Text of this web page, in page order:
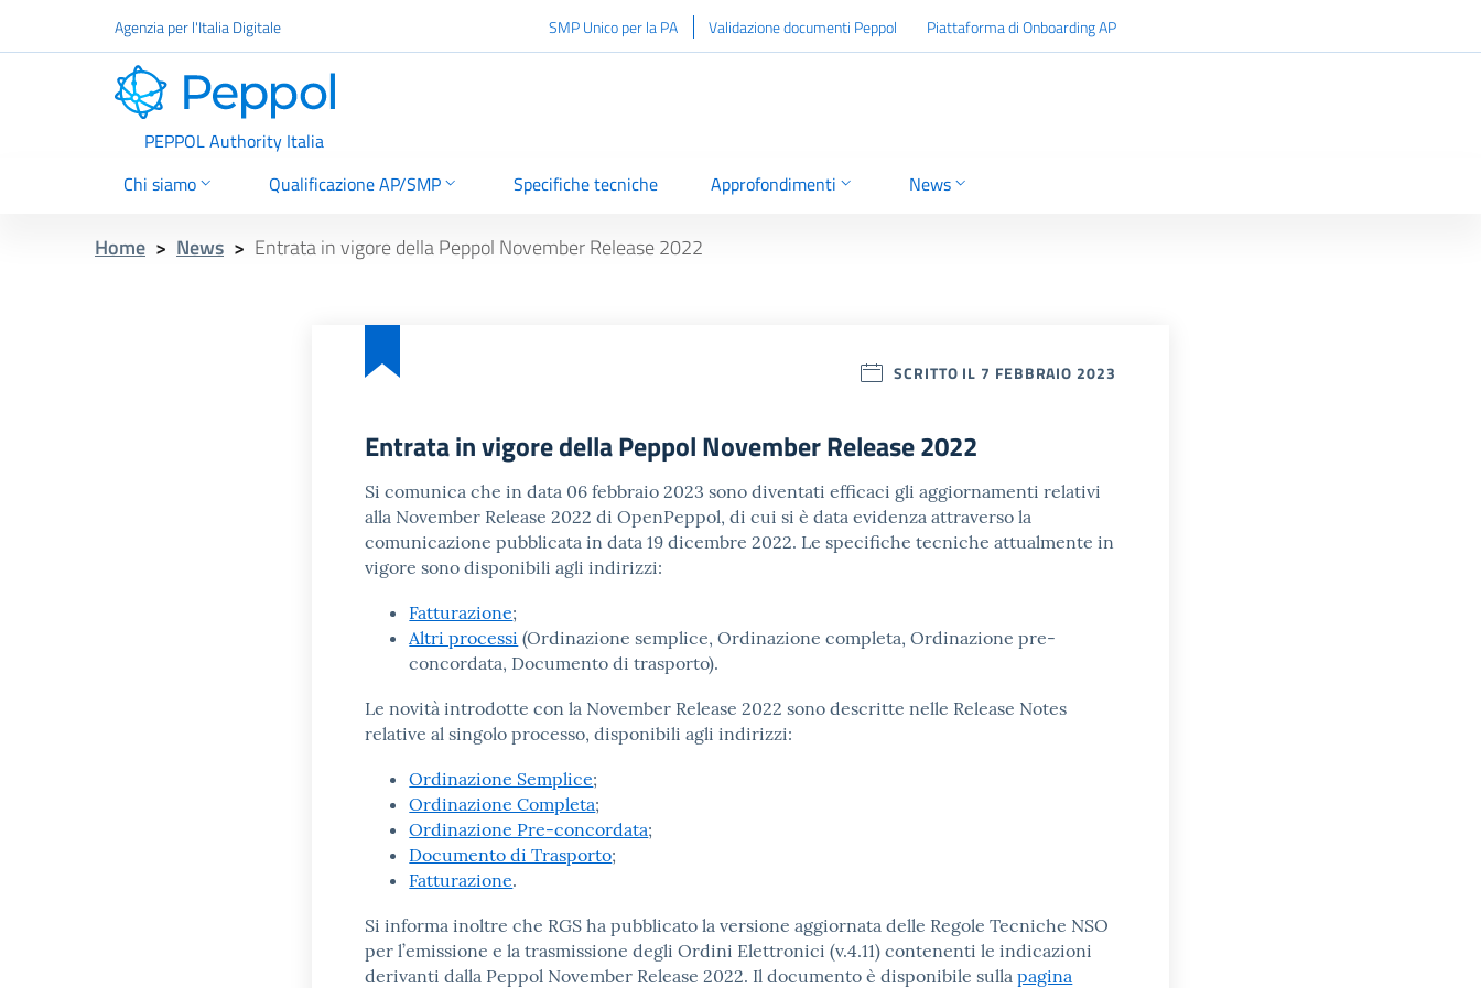
Vai al contenuto principale
Agenzia per l'Italia Digitale SMP Unico per la PA Validazione documenti Peppol Piattaforma di Onboarding AP
PEPPOL
PEPPOL Authority Italia
Chi siamo
Qualificazione AP/SMP Specifiche tecniche Approfondimenti News
Home > News > Entrata in vigore della Peppol November Release 2022
SCRITTO IL 7 FEBBRAIO 2023
Entrata in vigore della Peppol November Release 2022
Si comunica che in data 06 febbraio 2023 sono diventati efficaci gli aggiornamenti relativi
alla November Release 2022 di OpenPeppol, di cui si è data evidenza attraverso la
comunicazione pubblicata in data 19 dicembre 2022. Le specifiche tecniche attualmente in
vigore sono disponibili agli indirizzi:
Fatturazione;
Altri processi (Ordinazione semplice, Ordinazione completa, Ordinazione pre-
concordata, Documento di trasporto).
Le novità introdotte con la November Release 2022 sono descritte nelle Release Notes
relative al singolo processo, disponibili agli indirizzi:
Ordinazione Semplice;
Ordinazione Completa;
Ordinazione Pre-concordata;
Documento di Trasporto;
Fatturazione.
Si informa inoltre che RGS ha pubblicato la versione aggiornata delle Regole Tecniche NSO
per l’emissione e la trasmissione degli Ordini Elettronici (v.4.11) contenenti le indicazioni
derivanti dalla Peppol November Release 2022. Il documento è disponibile sullapagina